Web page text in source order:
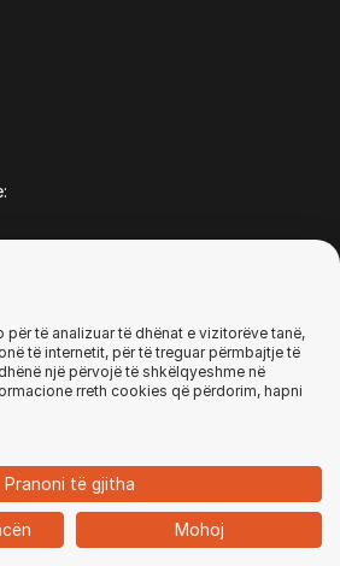
Kyçu
të drejtat e rezervuara
të analizuar të dhënat e vizitorëve tanë,
të internetit, për të treguar përmbajtje të
një përvojë të shkëlqyeshme në
rreth cookies që përdorim, hapni
Pranoni të gjitha
Mohoj